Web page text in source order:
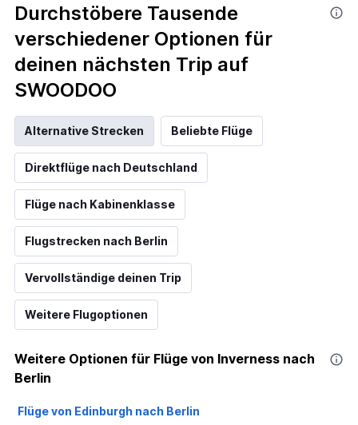
Durchstöbere Tausende
verschiedener Optionen für
deinen nächsten Trip auf
SWOODOO
Alternative Strecken Beliebte Flüge
Direktflüge nach Deutschland
Flüge nach Kabinenklasse
Flugstrecken nach Berlin
Vervollständige deinen Trip
Weitere Flugoptionen
Weitere Optionen für Flüge von Inverness nach
Berlin
Flüge von Edinburgh nach Berlin